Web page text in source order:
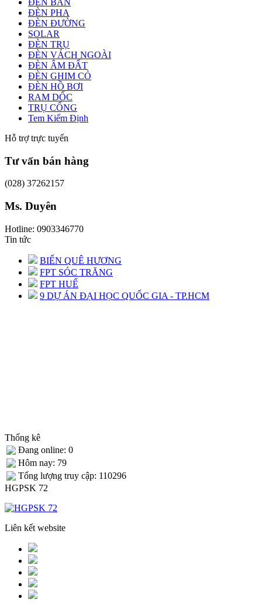
ĐÈN PHA
ĐÈN ĐƯỜNG
SOLAR
ĐÈN TRỤ
ĐÈN VÁCH NGOÀI
ĐÈN ÂM ĐẤT
ĐÈN GHIM CỎ
ĐÈN HỒ BƠI
RAM DỐC
TRỤ CỔNG
Tem Kiểm Định
Hỗ trợ trực tuyến
Tư vấn bán hàng
(028) 37262157
Ms. Duyên
Hotline: 0903346770
Tin tức
BIỂN QUÊ HƯƠNG
FPT SÓC TRĂNG
FPT HUẾ
9 DỰ ÁN ĐẠI HỌC QUỐC GIA - TP.HCM
Thống kê
Đang online: 0
Hôm nay: 79
Tống lượng truy cập: 110296
HGPSK 72
Liên kết website